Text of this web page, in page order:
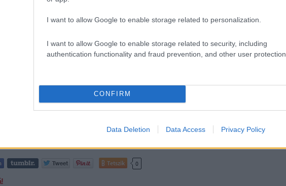
I want to allow Google to enable storage related to personalization.
I want to allow Google to enable storage related to security, including
authentication functionality and fraud prevention, and other user protection.
CONFIRM
Data Deletion Data Access Privacy Policy
Fekete gólt lőtt
végjátékban az EBEL-ből jól ismert Teemu Elomo és Jean Philippe Pare…
Tetszik 0